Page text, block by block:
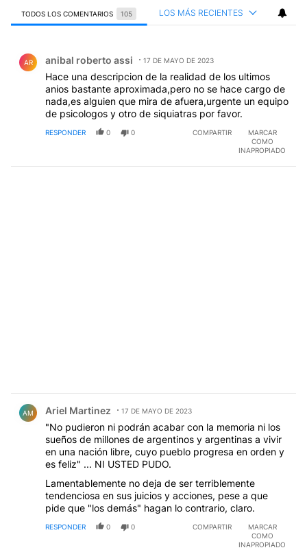
TODOS LOS COMENTARIOS 105 LOS MÁS RECIENTES
AR anibal roberto assi 17 DE MAYO DE 2023
Hace una descripcion de la realidad de los ultimos
anios bastante aproximada,pero no se hace cargo de
nada,es alguien que mira de afuera,urgente un equipo
de psicologos y otro de siquiatras por favor.
RESPONDER 0 0 COMPARTIR
MARCAR
COMO
INAPROPIADO
AM Ariel Martinez 17 DE MAYO DE 2023
"No pudieron ni podrán acabar con la memoria ni los
sueños de millones de argentinos y argentinas a vivir
en una nación libre, cuyo pueblo progresa en orden y
es feliz" ... NI USTED PUDO.
Lamentablemente no deja de ser terriblemente
tendenciosa en sus juicios y acciones, pese a que
pide que "los demás" hagan lo contrario, claro.
RESPONDER 0 0 COMPARTIR
MARCAR
COMO
INAPROPIADO